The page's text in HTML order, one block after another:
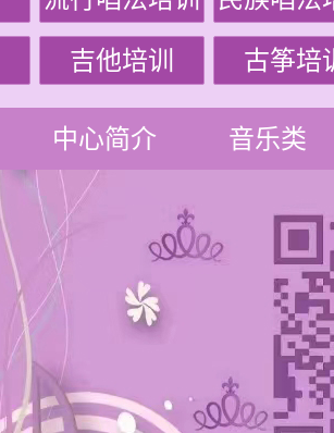
吉他培训 古筝培
中心简介 音乐类